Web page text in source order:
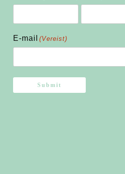
E-mail (Vereist)
Submit